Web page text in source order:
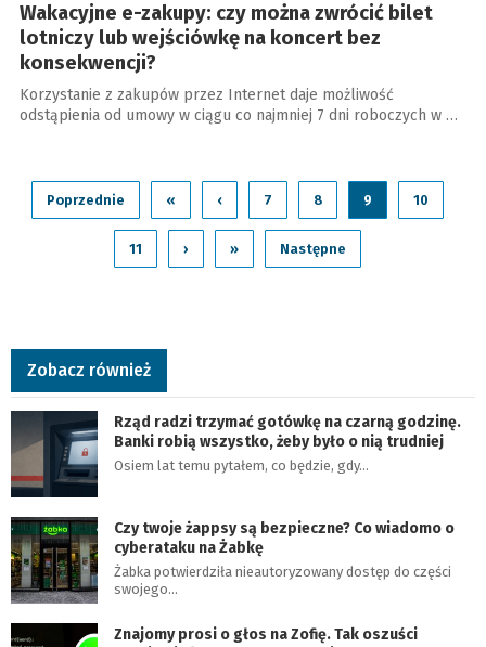
Wakacyjne e-zakupy: czy można zwrócić bilet
lotniczy lub wejściówkę na koncert bez
konsekwencji?
Korzystanie z zakupów przez Internet daje możliwość
odstąpienia od umowy w ciągu co najmniej 7 dni roboczych w …
Poprzednie « ‹ 7 8 9 10
11 › » Następne
Zobacz również
Rząd radzi trzymać gotówkę na czarną godzinę.
Banki robią wszystko, żeby było o nią trudniej
Osiem lat temu pytałem, co będzie, gdy…
Czy twoje żappsy są bezpieczne? Co wiadomo o
cyberataku na Żabkę
Żabka potwierdziła nieautoryzowany dostęp do części
swojego…
Znajomy prosi o głos na Zofię. Tak oszuści